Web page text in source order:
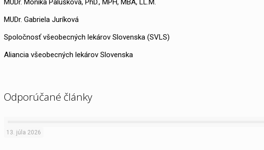
MUDr. Gabriela Juríková
Spoločnosť všeobecných lekárov Slovenska (SVLS)
Aliancia všeobecných lekárov Slovenska
Odporúčané články
13. júla 2026